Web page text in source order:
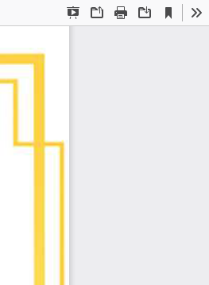
Presentation
OpenPrint Download
Current
View